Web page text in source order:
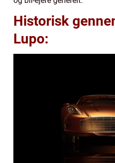
Historisk
Lupo: